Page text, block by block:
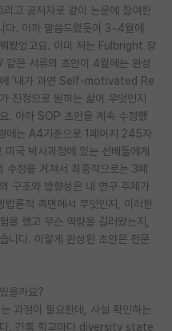
고 공저자로 같이 논문에 참여한
다. 아까 말씀드렸듯이 3~4월에
봤었고요. 이미 저는 Fulbright 장
은 서류의 초안이 4월에는 완성
에 ‘내가 과연 Self-motivated Re
진정으로 원하는 삶이 무엇인지
. 아까 SOP 초안을 계속 수정했
에는 A4기준으로 1페이지 245자
국 박사과정에 있는 선배들에게
정을 거쳐서 최종적으로는 3페
구조와 방향성은 내 연구 주제가
법론적 측면에서 무엇인지, 이러한
을 했고 무슨 역량을 길러왔는지,
니다. 이렇게 완성된 초안은 전문
을까요?
과정이 필요한데, 사실 확인하는
다. 간혹 학교마다 diversity state